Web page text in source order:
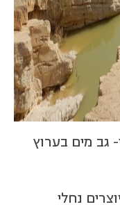
גב מים בערוץ
נחלי